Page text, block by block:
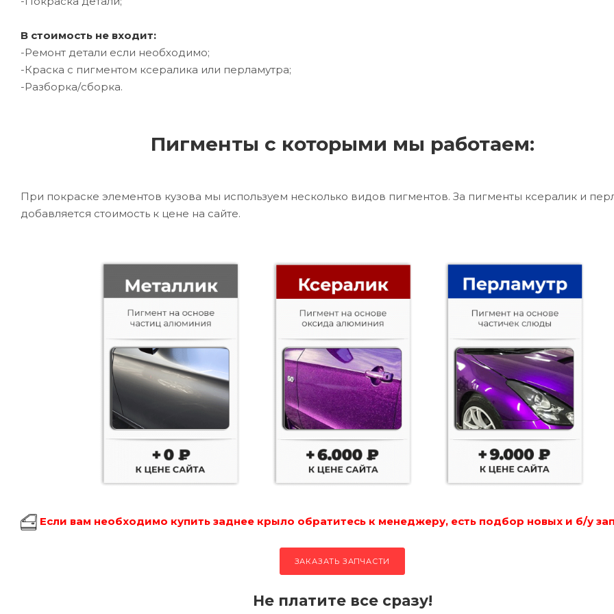
В стоимость не входит:
-Ремонт детали если необходимо;
-Краска с пигментом ксералика или перламутра;
-Разборка/сборка.
Пигменты с которыми мы работаем:
При покраске элементов кузова мы используем несколько видов пигментов. За пигменты ксералик и
добавляется стоимость к цене на сайте.
Если вам необходимо купить заднее крыло обратитесь к менеджеру, есть подбор новых и б/у
ЗАКАЗАТЬ ЗАПЧАСТИ
Не платите все сразу!